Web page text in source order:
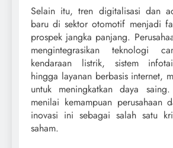
Selain itu, tren digitalisasi dan
baru di sektor otomotif menjadi
prospek jangka panjang.
mengintegrasikan teknologi
kendaraan listrik, sistem
hingga layanan berbasis internet,
untuk meningkatkan daya
menilai kemampuan perusahaan
inovasi ini sebagai salah satu
saham.